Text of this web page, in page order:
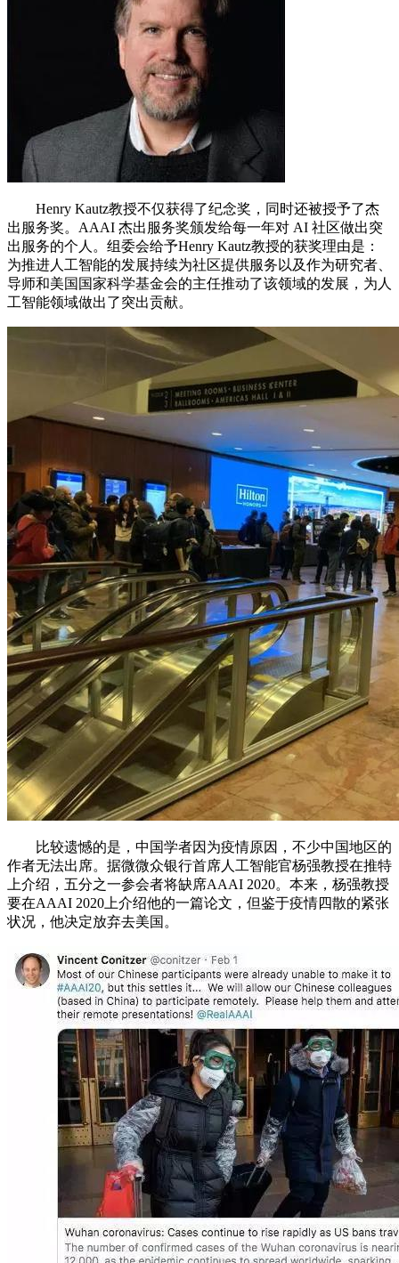
Henry Kautz教授不仅获得了纪念奖，同时还被授予了杰
出服务奖。AAAI 杰出服务奖颁发给每一年对 AI 社区做出突
出服务的个人。组委会给予Henry Kautz教授的获奖理由是：
为推进人工智能的发展持续为社区提供服务以及作为研究者、
导师和美国国家科学基金会的主任推动了该领域的发展，为人
工智能领域做出了突出贡献。
比较遗憾的是，中国学者因为疫情原因，不少中国地区的
作者无法出席。据微微众银行首席人工智能官杨强教授在推特
上介绍，五分之一参会者将缺席AAAI 2020。本来，杨强教授
要在AAAI 2020上介绍他的一篇论文，但鉴于疫情四散的紧张
状况，他决定放弃去美国。